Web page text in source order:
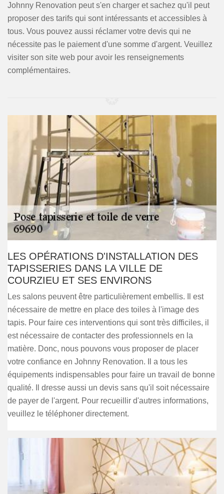
Johnny Renovation peut s'en charger et sachez qu'il peut
proposer des tarifs qui sont intéressants et accessibles à
tous. Vous pouvez aussi réclamer votre devis qui ne
nécessite pas le paiement d'une somme d'argent. Veuillez
visiter son site web pour avoir les renseignements
complémentaires.
LES OPÉRATIONS D'INSTALLATION DES
TAPISSERIES DANS LA VILLE DE
COURZIEU ET SES ENVIRONS
Les salons peuvent être particulièrement embellis. Il est
nécessaire de mettre en place des toiles à l'image des
tapis. Pour faire ces interventions qui sont très difficiles, il
est nécessaire de contacter des professionnels en la
matière. Donc, nous pouvons vous proposer de placer
votre confiance en Johnny Renovation. Il a tous les
équipements indispensables pour faire un travail de bonne
qualité. Il dresse aussi un devis sans qu'il soit nécessaire
de payer de l'argent. Pour recueillir d'autres informations,
veuillez le téléphoner directement.